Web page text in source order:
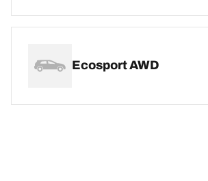
Ecosport AWD